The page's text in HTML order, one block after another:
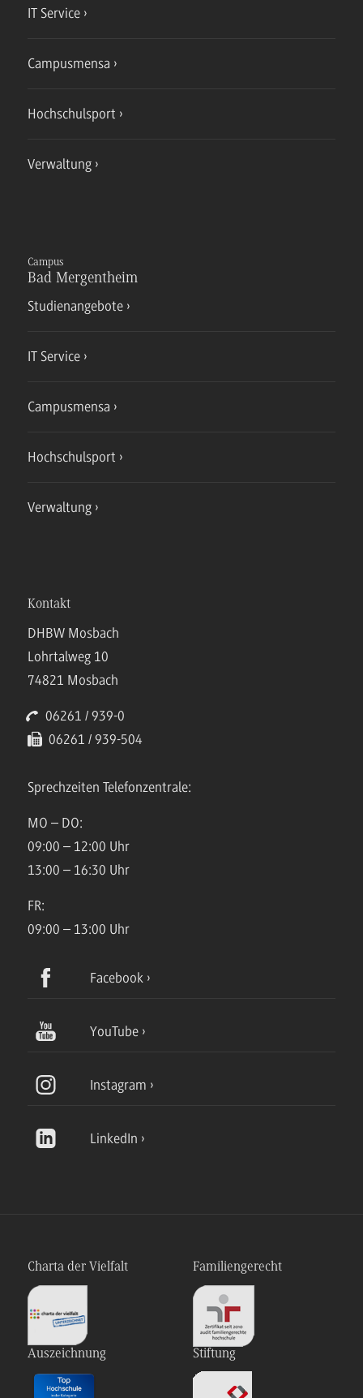
IT Service
Campusmensa
Hochschulsport
Verwaltung
Campus
Bad Mergentheim
Studienangebote
IT Service
Campusmensa
Hochschulsport
Verwaltung
Kontakt
DHBW Mosbach
Lohrtalweg 10
74821 Mosbach
06261 / 939-0
06261 / 939-504
Sprechzeiten Telefonzentrale:
MO – DO:
09:00 – 12:00 Uhr
13:00 – 16:30 Uhr
FR:
09:00 – 13:00 Uhr
Facebook
YouTube
Instagram
LinkedIn
Charta der Vielfalt Familiengerecht
Auszeichnung Stiftung